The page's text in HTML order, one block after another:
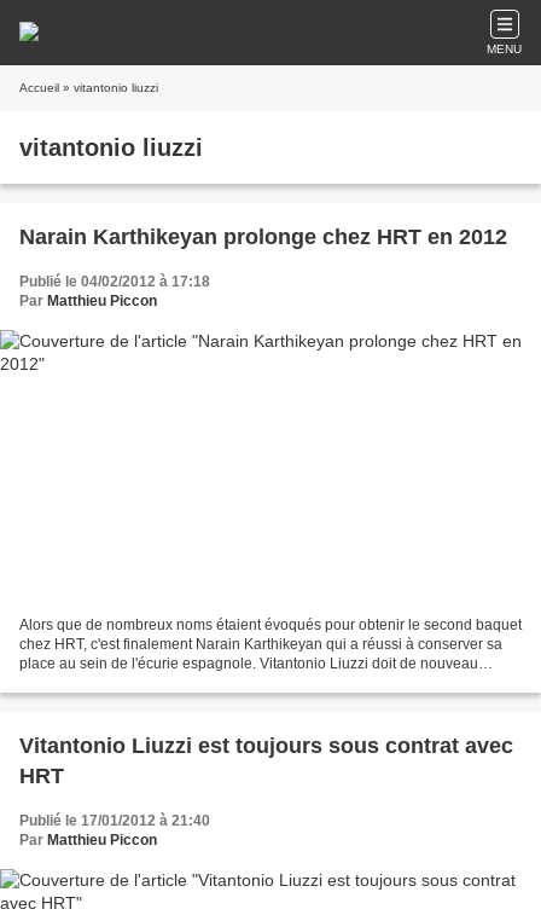
MENU
Accueil » vitantonio liuzzi
vitantonio liuzzi
Narain Karthikeyan prolonge chez HRT en 2012
Publié le 04/02/2012 à 17:18
Par Matthieu Piccon
Alors que de nombreux noms étaient évoqués pour obtenir le second baquet
chez HRT, c'est finalement Narain Karthikeyan qui a réussi à conserver sa
place au sein de l'écurie espagnole. Vitantonio Liuzzi doit de nouveau
Vitantonio Liuzzi est toujours sous contrat avec
HRT
Publié le 17/01/2012 à 21:40
Par Matthieu Piccon